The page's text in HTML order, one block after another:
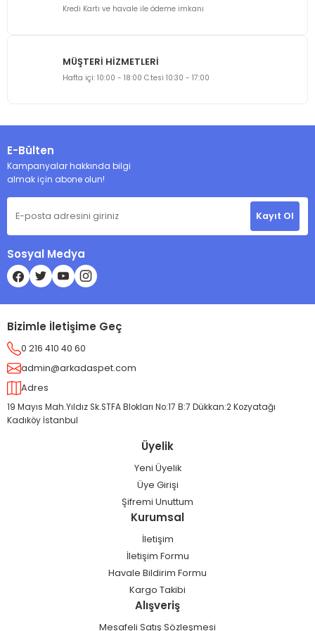
Kredi Kartı ve havale ile ödeme imkanı
MÜŞTERİ HİZMETLERİ
Hafta içi: 10:00 - 18:00 C.tesi 10:30 - 17:00
E-Bülten
Kampanyalar hakkında bilgi
almak için abone olun!
Kayıt Ol
Sosyal Medya
Bizimle İletişime Geç
0 216 410 40 60
admin@arkadaspet.com
Adres
19 Mayıs Mah.Yıldız Sk.STFA Blokları No:17 B:7 Dükkan:2 Kozyatağı
Kadıköy İstanbul
Üyelik
Yeni Üyelik
Üye Girişi
Şifremi Unuttum
Kurumsal
İletişim
İletişim Formu
Havale Bildirim Formu
Kargo Takibi
Alışveriş
Mesafeli Satış Sözleşmesi